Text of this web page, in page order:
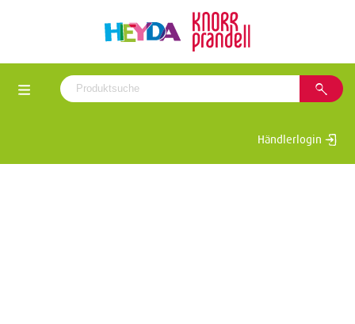
Händlerlogin